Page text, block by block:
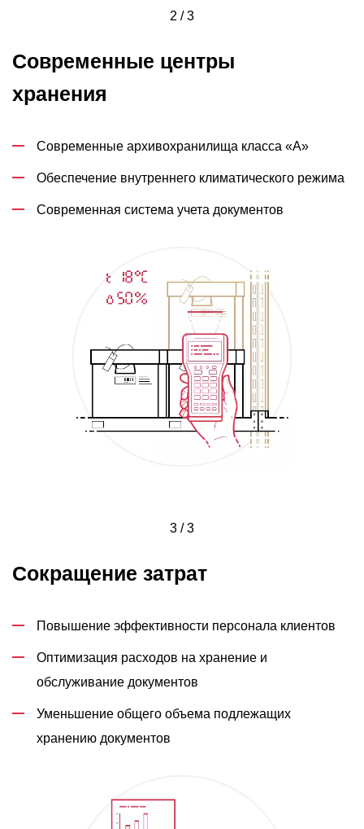
2 / 3
Современные центры
хранения
Современные архивохранилища класса «А»
Обеспечение внутреннего климатического режима
Современная система учета документов
3 / 3
Сокращение затрат
Повышение эффективности персонала клиентов
Оптимизация расходов на хранение и
обслуживание документов
Уменьшение общего объема подлежащих
хранению документов